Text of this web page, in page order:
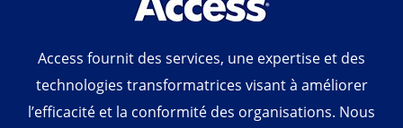
Access fournit des services, une expertise et des
technologies transformatrices visant à améliorer
l’efficacité et la conformité des organisations. Nous